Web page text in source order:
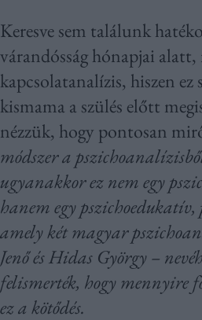
Keresve sem találunk
várandósság hónapjai
kapcsolatanalízis, hiszen ez
kismama a szülés előtt
nézzük, hogy pontosan
módszer a
ugyanakkor ez nem egy
hanem egy
amely két magyar
Jenő és Hidas György –
felismerték, hogy mennyire
ez a kötődés.